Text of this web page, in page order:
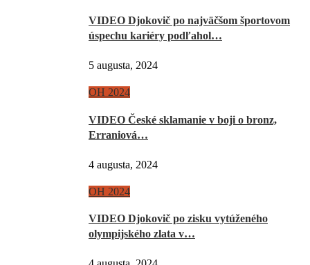
VIDEO Djokovič po najväčšom športovom
úspechu kariéry podľahol…
5 augusta, 2024
OH 2024
VIDEO České sklamanie v boji o bronz,
Erraniová…
4 augusta, 2024
OH 2024
VIDEO Djokovič po zisku vytúženého
olympijského zlata v…